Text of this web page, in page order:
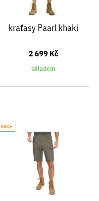
kraťasy Paarl khaki
2 699 Kč
skladem
AKCE